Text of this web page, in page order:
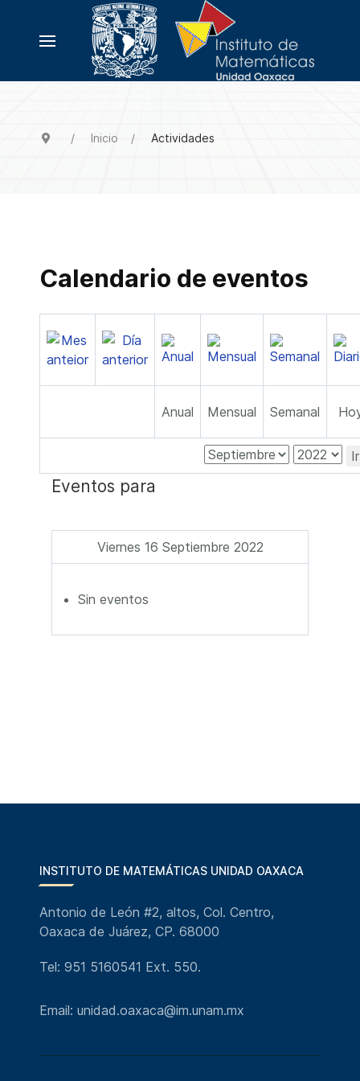
Inicio Actividades
Calendario de eventos
Anual Mensual Semanal
Eventos para
Viernes 16 Septiembre 2022
Sin eventos
INSTITUTO DE MATEMÁTICAS UNIDAD OAXACA
Antonio de León #2, altos, Col. Centro,
Oaxaca de Juárez, CP. 68000
Tel: 951 5160541 Ext. 550.
Email: unidad.oaxaca@im.unam.mx